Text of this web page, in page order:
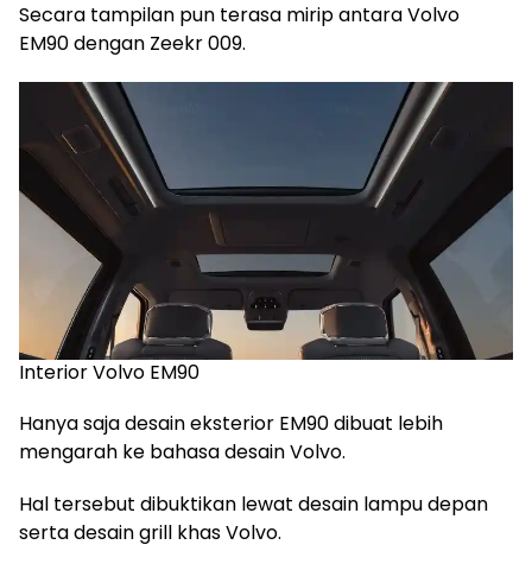
Secara tampilan pun terasa mirip antara Volvo
EM90 dengan Zeekr 009.
Interior Volvo EM90
Hanya saja desain eksterior EM90 dibuat lebih
mengarah ke bahasa desain Volvo.
Hal tersebut dibuktikan lewat desain lampu depan
serta desain grill khas Volvo.